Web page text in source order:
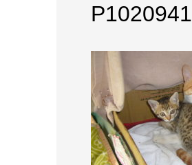
P1020941